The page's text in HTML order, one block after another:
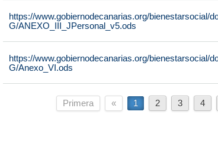
https://www.gobiernodecanarias.org/bienestarsocial/
G/ANEXO_III_JPersonal_v5.ods
https://www.gobiernodecanarias.org/bienestarsocial/
G/Anexo_VI.ods
Primera « 1 2 3 4